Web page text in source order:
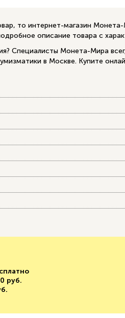
то интернет-магазин
описание товара с
Специалисты Монета-Мира
в Москве. Купите
руб.